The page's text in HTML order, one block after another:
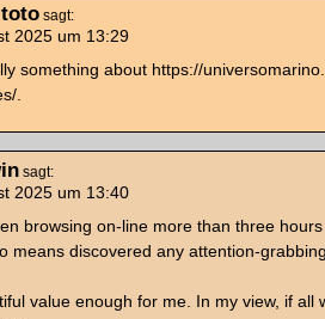
sagt:
2025 um 13:29
something about https://
.
sagt:
2025 um 13:40
browsing on-line more than three hours
means discovered any attention-
value enough for me. In my view, if all